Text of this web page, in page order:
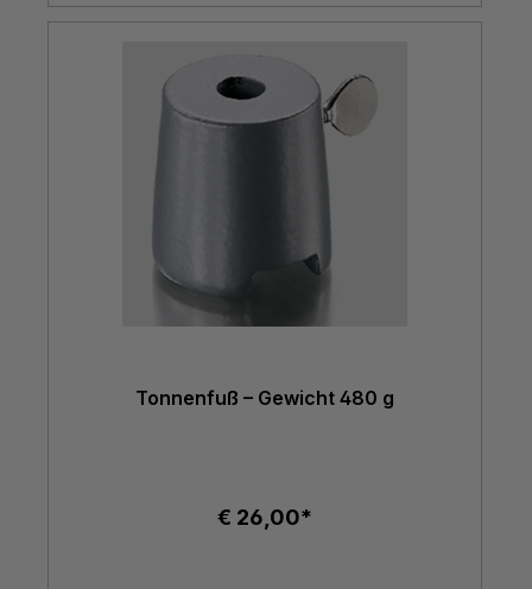
Tonnenfuß – Gewicht 480 g
€ 26,00*